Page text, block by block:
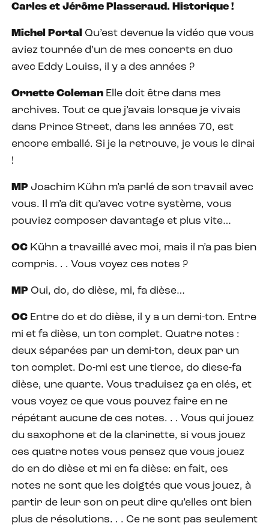
Carles et Jérôme Plasseraud. Historique !
Michel Portal Qu’est devenue la vidéo que vous
aviez tournée d’un de mes concerts en duo
avec Eddy Louiss, il y a des années ?
Ornette Coleman Elle doit être dans mes
archives. Tout ce que j’avais lorsque je vivais
dans Prince Street, dans les années 70, est
encore emballé. Si je la retrouve, je vous le dirai
!
MP Joachim Kühn m’a parlé de son travail avec
vous. Il m’a dit qu’avec votre système, vous
pouviez composer davantage et plus vite…
OC Kühn a travaillé avec moi, mais il n’a pas bien
compris. . . Vous voyez ces notes ?
MP Oui, do, do dièse, mi, fa dièse…
OC Entre do et do dièse, il y a un demi-ton. Entre
mi et fa dièse, un ton complet. Quatre notes :
deux séparées par un demi-ton, deux par un
ton complet. Do-mi est une tierce, do diese-fa
dièse, une quarte. Vous traduisez ça en clés, et
vous voyez ce que vous pouvez faire en ne
répétant aucune de ces notes. . . Vous qui jouez
du saxophone et de la clarinette, si vous jouez
ces quatre notes vous pensez que vous jouez
do en do dièse et mi en fa dièse: en fait, ces
notes ne sont que les doigtés que vous jouez, à
partir de leur son on peut dire qu’elles ont bien
plus de résolutions. . . Ce ne sont pas seulement